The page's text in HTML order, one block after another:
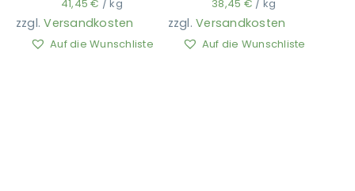
41,45€ /kg
zzgl.Versandkosten
Auf die Wunschliste
38,45 € / kg
zzgl.Versandkosten
Auf die Wunschliste